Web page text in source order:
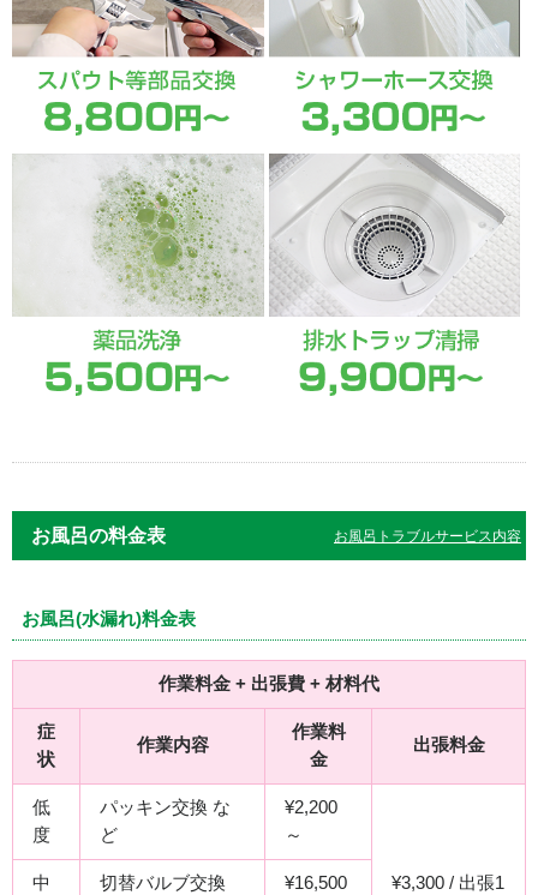
お風呂の料金表 お風呂トラブルサービス内容
お風呂(水漏れ)料金表
作業料金 + 出張費 + 材料代
症
状
作業内容
作業料
金
出張料金
低
度
パッキン交換 な
ど
¥2,200
～
¥3,300 / 出張1
中
切替バルブ交換
¥16,500